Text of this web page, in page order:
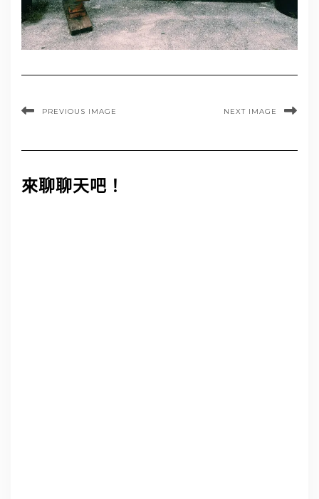
PREVIOUS IMAGE NEXT IMAGE
來聊聊天吧！